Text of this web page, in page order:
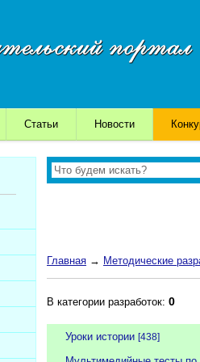
Статьи Новости
Главная → Методические
В категории разработок: 0
Уроки истории [438]